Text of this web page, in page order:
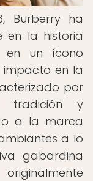
Burberry ha
en la historia
en un ícono
impacto en la
por
tradición y
a la marca
a lo
gabardina